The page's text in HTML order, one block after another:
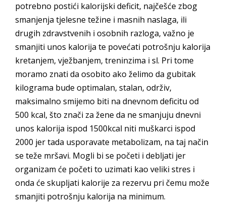
potrebno postići kalorijski deficit, najčešće zbog
smanjenja tjelesne težine i masnih naslaga, ili
drugih zdravstvenih i osobnih razloga, važno je
smanjiti unos kalorija te povećati potrošnju kalorija
kretanjem, vježbanjem, treninzima i sl. Pri tome
moramo znati da osobito ako želimo da gubitak
kilograma bude optimalan, stalan, održiv,
maksimalno smijemo biti na dnevnom deficitu od
500 kcal, što znači za žene da ne smanjuju dnevni
unos kalorija ispod 1500kcal niti muškarci ispod
2000 jer tada usporavate metabolizam, na taj način
se teže mršavi. Mogli bi se početi i debljati jer
organizam će početi to uzimati kao veliki stres i
onda će skupljati kalorije za rezervu pri čemu može
smanjiti potrošnju kalorija na minimum.